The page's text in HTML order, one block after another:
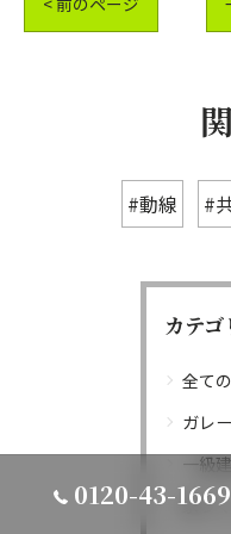
#動線 #
カテゴ
全て
ガレ
一級
家づく
0120-43-1669